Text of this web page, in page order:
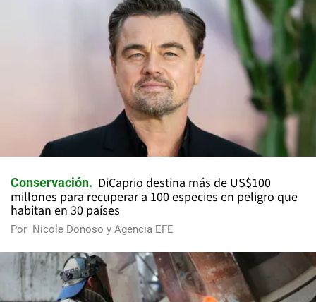
Conservación
DiCaprio destina más de US$100
millones para recuperar a 100 especies en peligro que
habitan en 30 países
Por Nicole Donoso y Agencia EFE